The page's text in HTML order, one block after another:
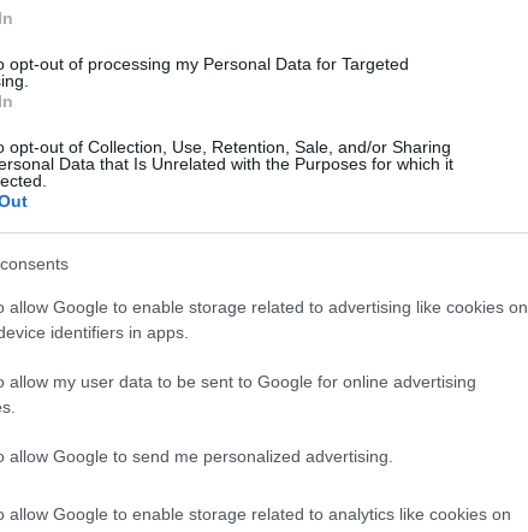
opt-out of processing my Personal Data for Targeted
opt-out of Collection, Use, Retention, Sale, and/or Sharing
Data that Is Unrelated with the Purposes for which it
allow Google to enable storage related to advertising like cookies on
identifiers in apps.
allow my user data to be sent to Google for online advertising
allow Google to send me personalized advertising.
allow Google to enable storage related to analytics like cookies on
zajlott. Az erzsébetvárosiak online és
kérdőívek kitöltésével, illetve különböző
Műterem Kft.
közbeszerzési eljárás és 2024. január elején
pedig 2024. május végére elkészült a játszótér,
birtokba vehettek a családok, a sportolni